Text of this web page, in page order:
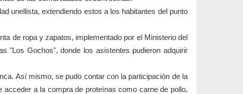
unellista, extendiendo estos a los habitantes del punto
de ropa y zapatos, implementado por el Ministerio del
"Los Gochos", donde los asistentes pudieron adquirir
Así mismo, se pudo contar con la participación de la
a la compra de proteínas como carne de pollo,